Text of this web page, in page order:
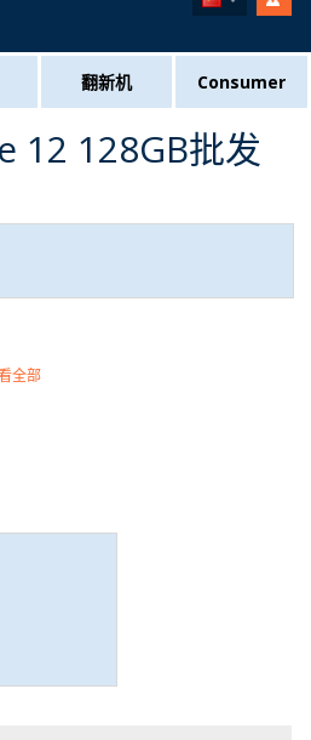
翻新机 Consumer
12 128GB批发
全部